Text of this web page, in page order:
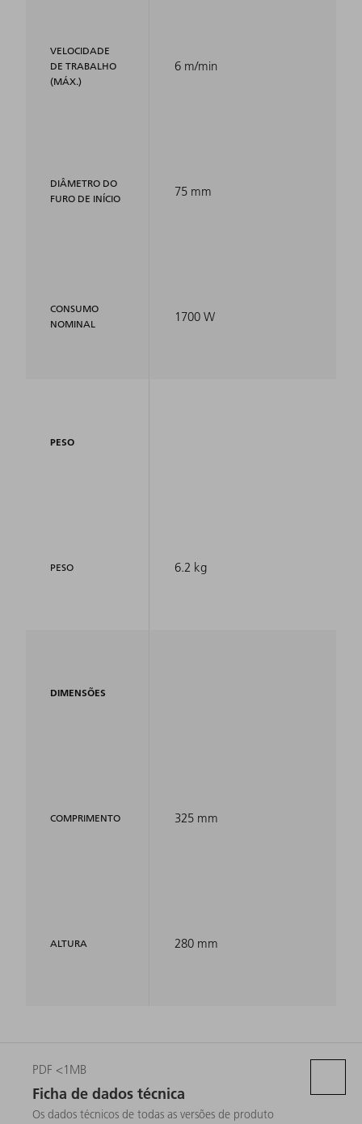
VELOCIDADE
DE TRABALHO
(MÁX.)
DIÂMETRO DO
FURO DE INÍCIO
CONSUMO
NOMINAL
PESO
PESO
DIMENSÕES
COMPRIMENTO
ALTURA
6 m/min
75 mm
1700 W
6.2 kg
325 mm
280 mm
PDF <1MB
Ficha de dados técnica
Os dados técnicos de todas as versões de produto